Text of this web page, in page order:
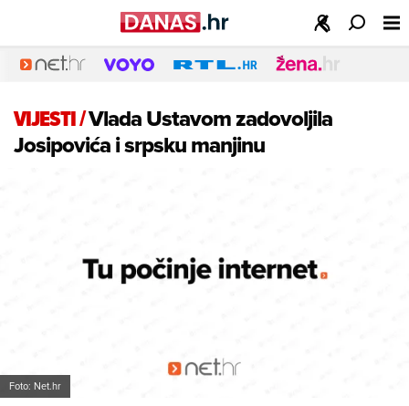
VIJESTI/Vlada Ustavom zadovoljila
Josipovića i srpsku manjinu
Foto: Net.hr